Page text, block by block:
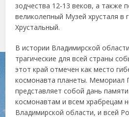
зодчества 12-13 веков, а также
великолепный Музей хрусталя в
Хрустальный.
В истории Владимирской
трагические для всей страны
этот край отмечен как место
космонавта планеты. Мемориал
представляет собой дань
космонавтам и всем храбрецам
Владимирской области, и всей